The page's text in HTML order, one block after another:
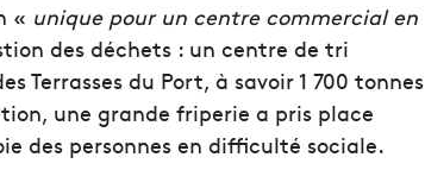
« unique pour un centre commercial en
des déchets : un centre de tri
Terrasses du Port, à savoir 1 700 tonnes
une grande friperie a pris place
des personnes en difficulté sociale.